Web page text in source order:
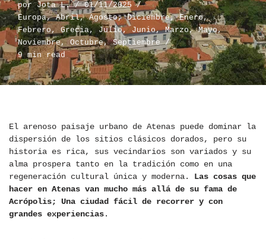
porJota L.
01/11/2025
Europa,Abril,Agosto,Diciembre,Enero,
Febrero,Grecia,Julio, Junio,Marzo,Mayo,
Noviembre,Octubre,Septiembre
9 min read
El arenoso paisaje urbano de Atenas puede dominar la
dispersión de los sitios clásicos dorados, pero su
historia es rica, sus vecindarios son variados y su
alma prospera tanto en la tradición como en una
regeneración cultural única y moderna. Las cosas que
hacer en Atenas van mucho más allá de su fama de
Acrópolis; Una ciudad fácil de recorrer y con
grandes experiencias.